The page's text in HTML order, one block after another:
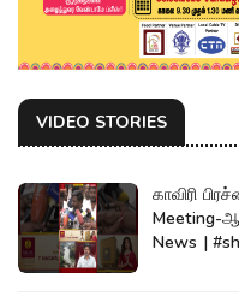
VIDEO STORIES
காவிரி
Meeting-
News |